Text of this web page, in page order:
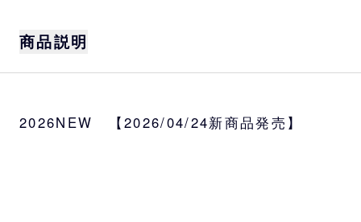
商品説明
2026NEW 【2026/04/24新商品発売】